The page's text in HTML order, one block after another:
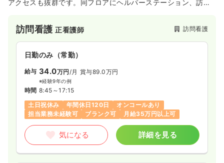
アクセスも抜群です。同フロアにヘルパーステーション、訪問
訪問看護正看護師 訪問看護
日勤のみ（常勤）
給与 34.0万円 /月 賞与89.0万円
※経験9年の例
時間 8:45～17:15
土日祝休み
年間休日120日
オンコールあり
担当業務未経験可
ブランク可 月給35万円以上可
気になる 詳細を見る